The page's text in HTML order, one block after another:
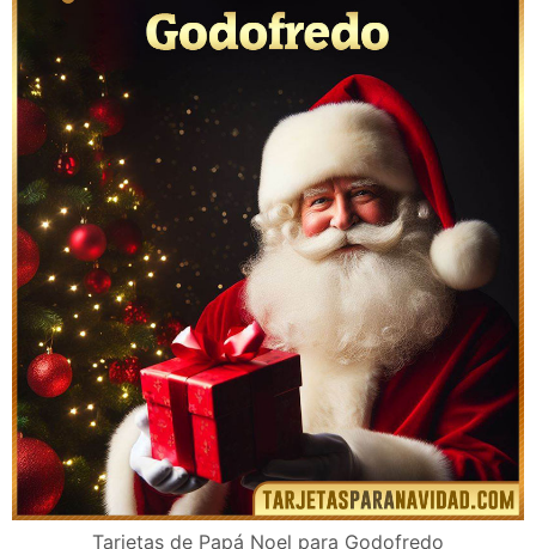
Tarjetas de Papá Noel para Godofredo